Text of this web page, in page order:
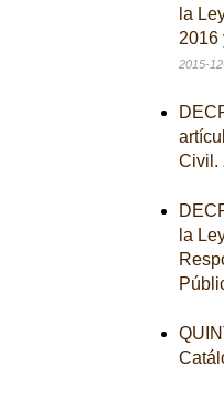
la
2016
2015-
Civil.
la